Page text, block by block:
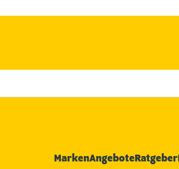
MarkenAngeboteRatgeber